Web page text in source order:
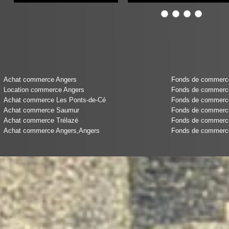
Achat commerce Angers
Location commerce Angers
Achat commerce Les Ponts-de-Cé
Achat commerce Saumur
Achat commerce Trélazé
Achat commerce Angers,Angers
Fonds de
Fonds de
Fonds de
Fonds de
Fonds de
Fonds de